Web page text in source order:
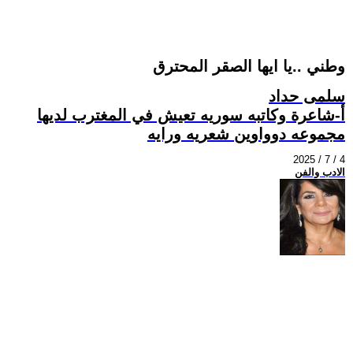
وطني ..يا ايها الصقر المحترق
سلمى حداد
أ-شاعرة وكاتبه سوريه تعيش في المغترب لديها
مجموعه دوواوين شعريه ورايه
2025 / 7 / 4
الادب والفن